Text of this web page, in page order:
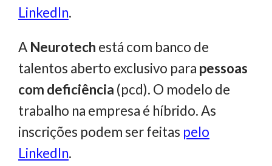
LinkedIn.
A Neurotech está com banco de
talentos aberto exclusivo para pessoas
com deficiência (pcd). O modelo de
trabalho na empresa é híbrido. As
inscrições podem ser feitas pelo
LinkedIn.